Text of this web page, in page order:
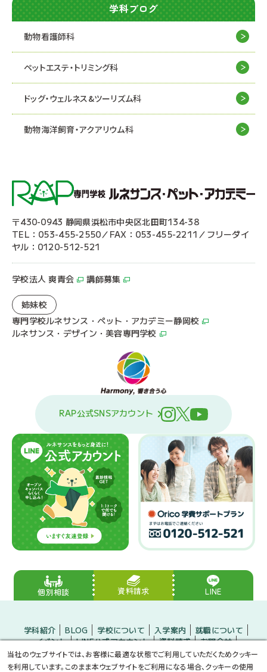
学科ブログ
動物看護師科
ペットエステ・トリミング科
ドッグ・ウェルネス&ツーリズム科
動物海洋飼育・アクアリウム科
〒430-0943 静岡県浜松市中央区北田町134-38
TEL：053-455-2550／FAX：053-455-2211／フリーダイ
ヤル：0120-512-521
学校法人 爽青会 講師募集
姉妹校
専門学校ルネサンス・ペット・アカデミー静岡校
ルネサンス・デザイン・美容専門学校
RAP公式SNSアカウント
個別相談 資料請求 LINE
学科紹介 BLOG 学校について 入学案内
就職について
イベント
LINE公式アカウント 資料請求
お問合せ
入学をお考えの方
保護者の方
企業の方
小・中学生のみなさんへ
プライバシーポリシー サイトマップ
当社のウェブサイトでは、お客様に最適な状態でご利用していただくためクッキー
を利用しています。このまま本ウェブサイトをご利用になる場合、クッキーの使用